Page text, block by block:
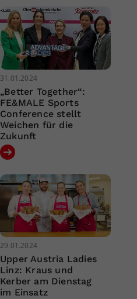
31.01.2024
„Better Together“:
FE&MALE Sports
Conference stellt
Weichen für die
Zukunft
29.01.2024
Upper Austria Ladies
Linz: Kraus und
Kerber am Dienstag
im Einsatz